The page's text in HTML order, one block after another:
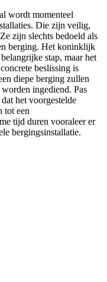
wordt momenteel
Die zijn veilig,
zijn slechts bedoeld als
berging. Het koninklijk
stap, maar het
beslissing is
diepe berging zullen
ingediend. Pas
het voorgestelde
tot een
tijd duren vooraleer er
bergingsinstallatie.